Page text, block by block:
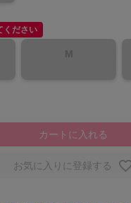
ください
M
カートに入れる
お気に入りに登録する